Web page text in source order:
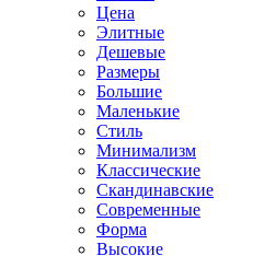
Цена
Элитные
Дешевые
Размеры
Большие
Маленькие
Стиль
Минимализм
Классические
Скандинавские
Современные
Форма
Высокие